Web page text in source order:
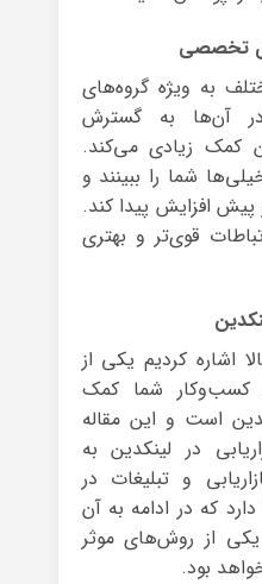
به ویژه گروه‌های
آن‌ها به گسترش
کمک زیادی می‌کند.
شما را ببینند و
پیش افزایش پیدا کند.
قوی‌تر و بهتری
اشاره کردیم یکی از
کسب‌وکار شما کمک
است و این مقاله
در لینکدین به
و تبلیغات در
که در ادامه به آن
از روش‌های موثر
بود.